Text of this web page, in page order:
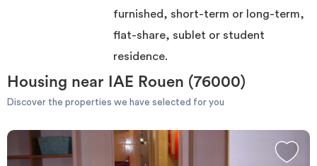
furnished, short-term or long-term,
flat-share, sublet or student
residence.
Housing near IAE Rouen (76000)
Discover the properties we have selected for you